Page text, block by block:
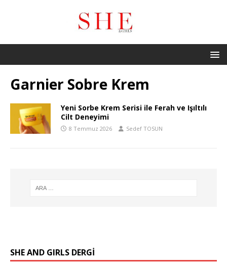
Garnier Sobre Krem
Yeni Sorbe Krem Serisi ile Ferah ve Işıltılı
Cilt Deneyimi
8 Temmuz 2026 Sedef TOSUN
SHE AND GIRLS DERGİ